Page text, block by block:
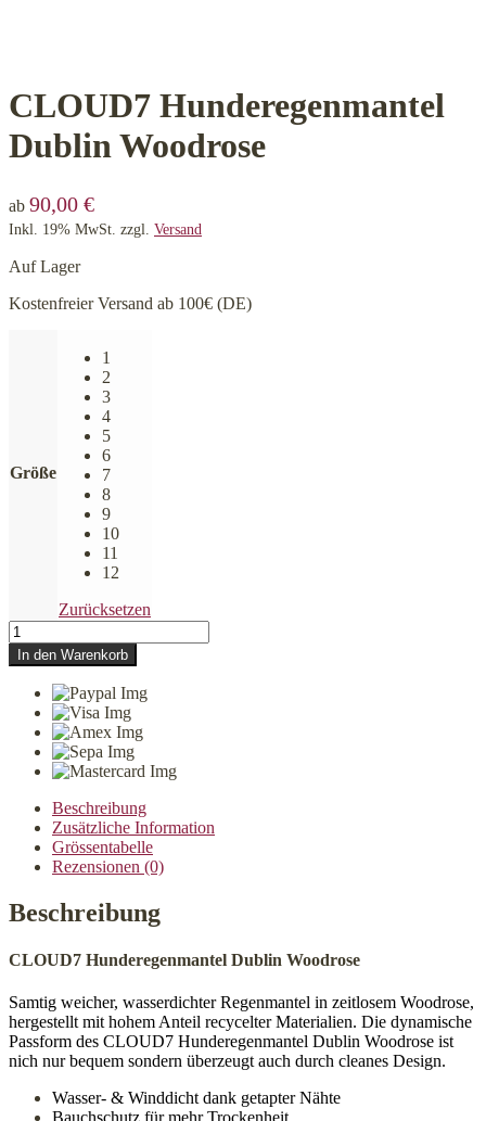
CLOUD7 Hunderegenmantel
Dublin Woodrose
ab 90,00 €
Inkl. 19% MwSt. zzgl. Versand
Auf Lager
Kostenfreier Versand ab 100€ (DE)
Größe
1
2
3
4
5
6
7
8
9
10
11
12
Zurücksetzen
CLOUD7
Hunderegenmantel
Dublin
Woodrose
Menge
In den Warenkorb
Beschreibung
Zusätzliche Information
Grössentabelle
Rezensionen (0)
Beschreibung
CLOUD7 Hunderegenmantel Dublin Woodrose
Samtig weicher, wasserdichter Regenmantel in zeitlosem Woodrose,
hergestellt mit hohem Anteil recycelter Materialien. Die dynamische
Passform des CLOUD7 Hunderegenmantel Dublin Woodrose ist
nich nur bequem sondern überzeugt auch durch cleanes Design.
Wasser- & Winddicht dank getapter Nähte